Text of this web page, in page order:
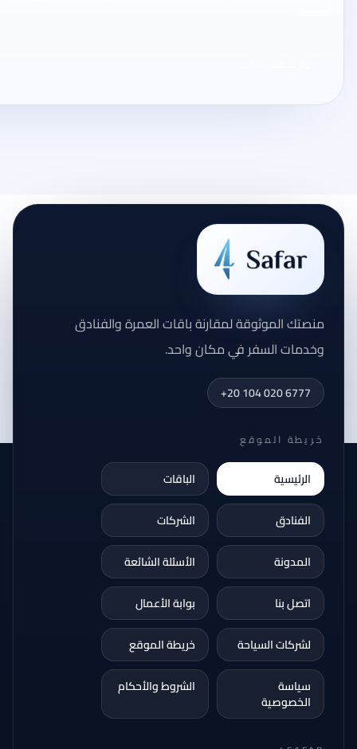
منصتك الموثوقة لمقارنة باقات العمرة والفنادق
وخدمات السفر في مكان واحد.
+20 104 020 6777
خريطة الموقع
الرئيسية
الباقات
الفنادق
الشركات
المدونة
الأسئلة الشائعة
اتصل بنا
بوابة الأعمال
لشركات السياحة
خريطة الموقع
سياسة
الخصوصية
الشروط والأحكام